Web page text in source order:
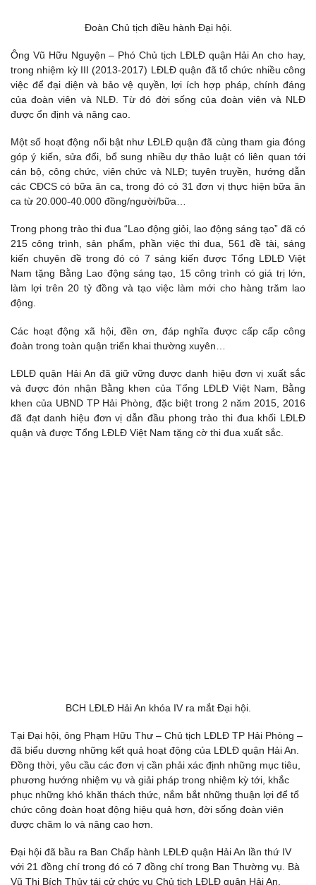
Đoàn Chủ tịch điều hành Đại hội.
Ông Vũ Hữu Nguyện – Phó Chủ tịch LĐLĐ quận Hải An cho hay,
trong nhiệm kỳ III (2013-2017) LĐLĐ quận đã tổ chức nhiều công
việc để đại diện và bảo vệ quyền, lợi ích hợp pháp, chính đáng
của đoàn viên và NLĐ. Từ đó đời sống của đoàn viên và NLĐ
được ổn định và nâng cao.
Một số hoạt động nổi bật như LĐLĐ quận đã cùng tham gia đóng
góp ý kiến, sửa đổi, bổ sung nhiều dự thảo luật có liên quan tới
cán bộ, công chức, viên chức và NLĐ; tuyên truyền, hướng dẫn
các CĐCS có bữa ăn ca, trong đó có 31 đơn vị thực hiện bữa ăn
ca từ 20.000-40.000 đồng/người/bữa…
Trong phong trào thi đua “Lao động giỏi, lao động sáng tạo” đã có
215 công trình, sản phẩm, phần việc thi đua, 561 đề tài, sáng
kiến chuyên đề trong đó có 7 sáng kiến được Tổng LĐLĐ Việt
Nam tặng Bằng Lao động sáng tạo, 15 công trình có giá trị lớn,
làm lợi trên 20 tỷ đồng và tạo việc làm mới cho hàng trăm lao
động.
Các hoạt động xã hội, đền ơn, đáp nghĩa được cấp cấp công
đoàn trong toàn quận triển khai thường xuyên…
LĐLĐ quận Hải An đã giữ vững được danh hiệu đơn vị xuất sắc
và được đón nhận Bằng khen của Tổng LĐLĐ Việt Nam, Bằng
khen của UBND TP Hải Phòng, đặc biệt trong 2 năm 2015, 2016
đã đạt danh hiệu đơn vị dẫn đầu phong trào thi đua khối LĐLĐ
quận và được Tổng LĐLĐ Việt Nam tặng cờ thi đua xuất sắc.
BCH LĐLĐ Hải An khóa IV ra mắt Đại hội.
Tại Đại hội, ông Phạm Hữu Thư – Chủ tịch LĐLĐ TP Hải Phòng –
đã biểu dương những kết quả hoạt động của LĐLĐ quận Hải An.
Đồng thời, yêu cầu các đơn vị cần phải xác định những mục tiêu,
phương hướng nhiệm vụ và giải pháp trong nhiệm kỳ tới, khắc
phục những khó khăn thách thức, nắm bắt những thuận lợi để tổ
chức công đoàn hoạt động hiệu quả hơn, đời sống đoàn viên
được chăm lo và nâng cao hơn.
Đại hội đã bầu ra Ban Chấp hành LĐLĐ quận Hải An lần thứ IV
với 21 đồng chí trong đó có 7 đồng chí trong Ban Thường vụ. Bà
Vũ Thị Bích Thủy tái cử chức vụ Chủ tịch LĐLĐ quận Hải An.